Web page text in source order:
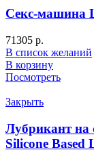
Секс-машина
71305 р.
В список желаний
В корзину
Посмотреть
Закрыть
Лубрикант на
Silicone